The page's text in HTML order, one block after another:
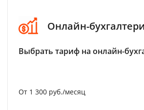
Онлайн-
Выбрать тариф на онлайн-
От 1 300 руб./месяц